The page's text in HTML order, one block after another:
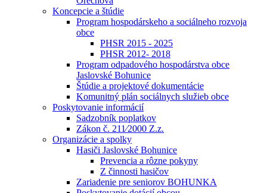
Koncepcie a štúdie
Program hospodárskeho a sociálneho rozvoja
obce
PHSR 2015 - 2025
PHSR 2012- 2018
Program odpadového hospodárstva obce
Jaslovské Bohunice
Štúdie a projektové dokumentácie
Komunitný plán sociálnych služieb obce
Poskytovanie informácií
Sadzobník poplatkov
Zákon č. 211⁄2000 Z.z.
Organizácie a spolky
Hasiči Jaslovské Bohunice
Prevencia a rôzne pokyny
Z činnosti hasičov
Zariadenie pre seniorov BOHUNKA